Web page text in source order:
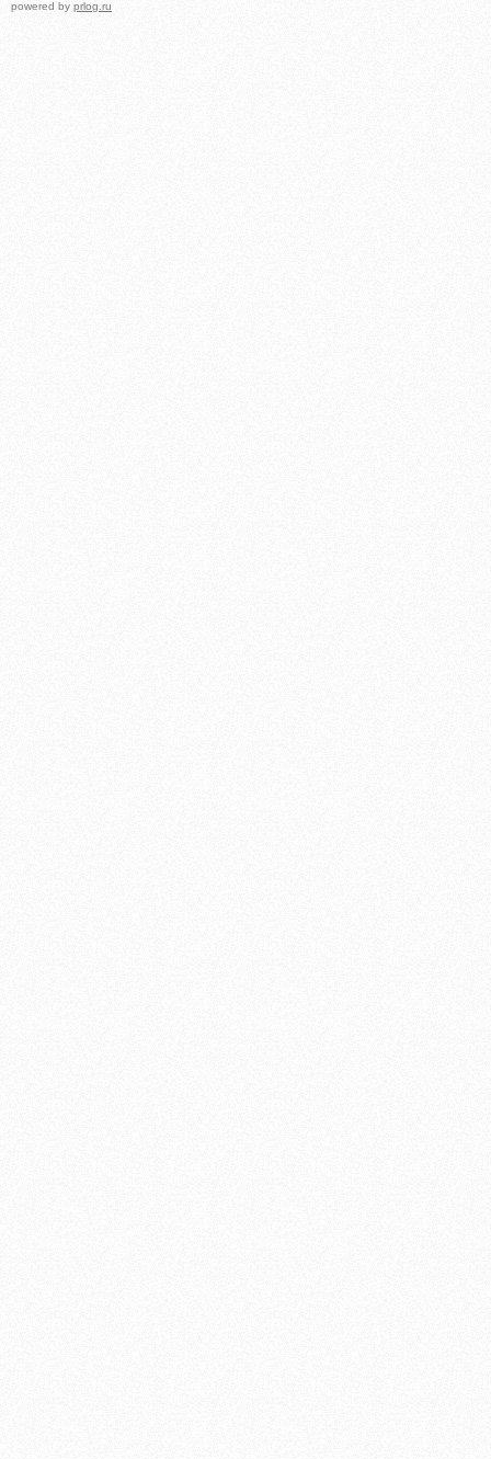
powered by prlog.ru